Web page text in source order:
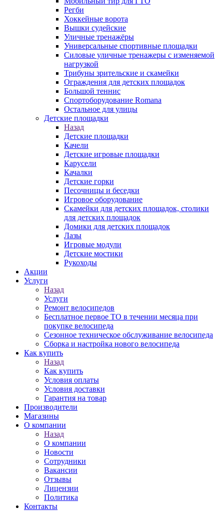
Регби
Хоккейные ворота
Вышки судейские
Уличные тренажёры
Универсальные спортивные площадки
Силовые уличные тренажеры с изменяемой
нагрузкой
Трибуны зрительские и скамейки
Ограждения для детских площадок
Большой теннис
Спортоборудование Romana
Остальное для улицы
Детские площадки
Назад
Детские площадки
Качели
Детские игровые площадки
Карусели
Качалки
Детские горки
Песочницы и беседки
Игровое оборудование
Скамейки для детских площадок, столики
для детских площадок
Домики для детских площадок
Лазы
Игровые модули
Детские мостики
Рукоходы
Акции
Услуги
Назад
Услуги
Ремонт велосипедов
Бесплатное первое ТО в течении месяца при
покупке велосипеда
Сезонное техническое обслуживание велосипеда
Сборка и настройка нового велосипеда
Как купить
Назад
Как купить
Условия оплаты
Условия доставки
Гарантия на товар
Производители
Магазины
О компании
Назад
О компании
Новости
Сотрудники
Вакансии
Отзывы
Лицензии
Политика
Контакты